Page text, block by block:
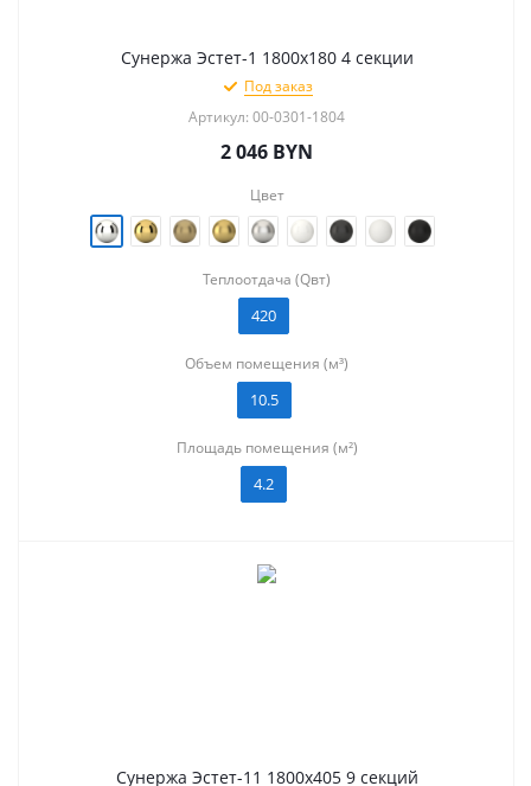
Сунержа Эстет-1 1800х180 4 секции
Под заказ
Артикул: 00-0301-1804
2 046 BYN
Цвет
Теплоотдача (Qвт)
420
Объем помещения (м³)
10.5
Площадь помещения (м²)
4.2
Сунержа Эстет-11 1800х405 9 секций